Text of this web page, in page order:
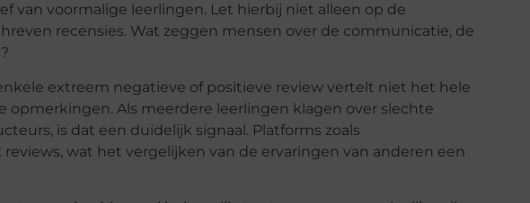
van voormalige leerlingen. Let hierbij niet alleen op de
recensies. Wat zeggen mensen over de communicatie, de
extreem negatieve of positieve review vertelt niet het hele
opmerkingen. Als meerdere leerlingen klagen over slechte
is dat een duidelijk signaal. Platforms zoals
reviews, wat het vergelijken van de ervaringen van anderen een